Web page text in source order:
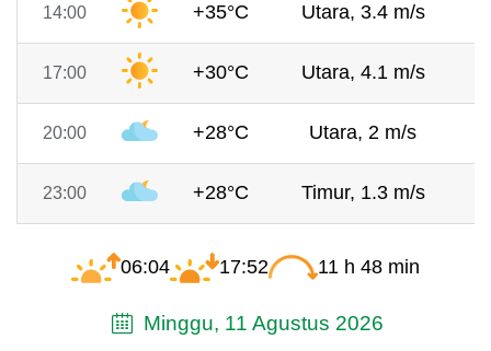
14:00 +35°C Utara, 3.4 m/s
17:00 +30°C Utara, 4.1 m/s
20:00 +28°C Utara, 2 m/s
23:00 +28°C Timur, 1.3 m/s
06:04 17:52 11 h 48 min
Minggu, 11 Agustus 2026